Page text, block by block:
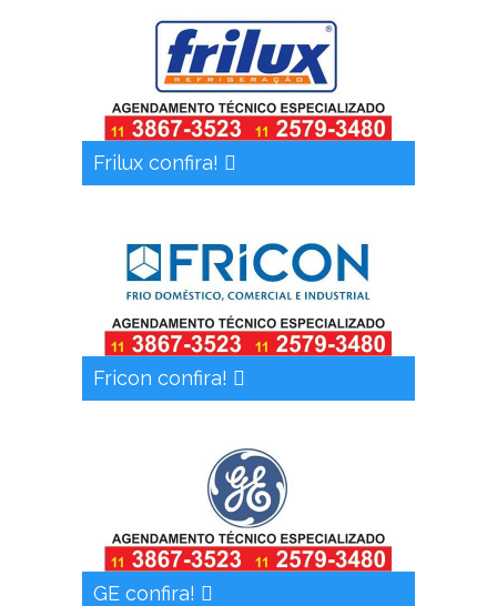
Frilux confira!
Fricon confira!
GE confira!